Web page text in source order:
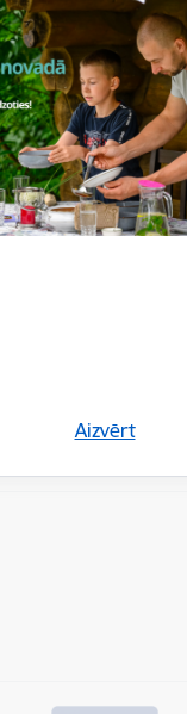
Aizvērt
stratēģijai
sporta, sociālo,
jomās.
plānošanas nodaļa